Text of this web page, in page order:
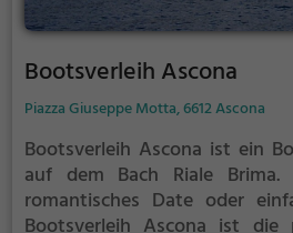
Bootsverleih Ascona
Piazza Giuseppe Motta, 6612 Ascona
Bootsverleih Ascona ist ein
auf dem Bach Riale Brima.
romantisches Date oder
Bootsverleih Ascona ist die